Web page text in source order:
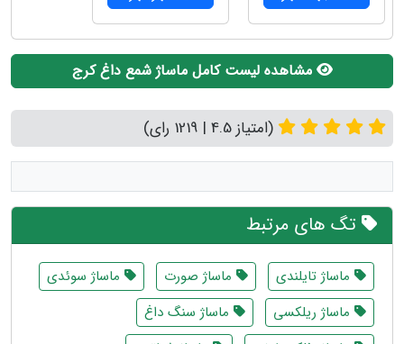
مشاهده لیست کامل ماساژ شمع داغ کرج
(امتیاز 4.5 | 1219 رای)
تگ های مرتبط
ماساژ تایلندی ماساژ صورت
ماساژ سوئدی
ماساژ ریلکسی
ماساژ سنگ داغ